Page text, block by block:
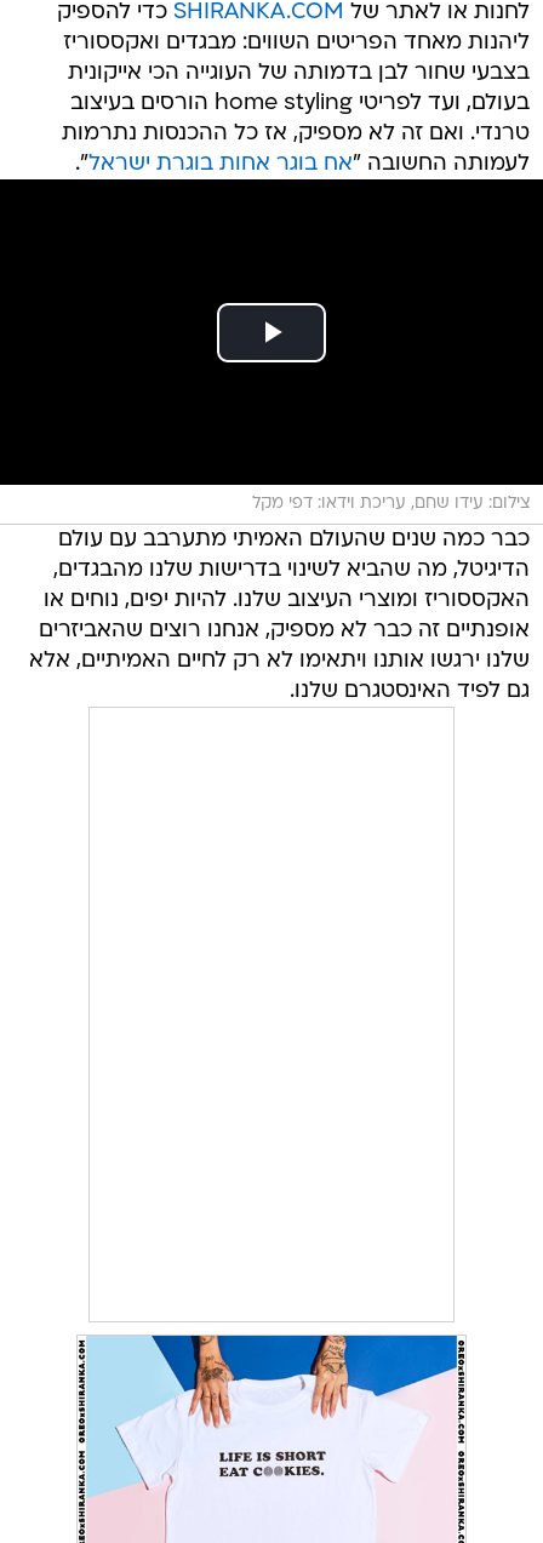
לחנות או לאתר של SHIRANKA.COM כדי להספיק
ליהנות מאחד הפריטים השווים: מבגדים ואקססוריז
בצבעי שחור לבן בדמותה של העוגייה הכי אייקונית
בעולם, ועד לפריטי home styling הורסים בעיצוב
טרנדי. ואם זה לא מספיק, אז כל ההכנסות נתרמות
לעמותה החשובה "אח בוגר אחות בוגרת ישראל".
צילום: עידו שחם, עריכת וידאו: דפי מקל
כבר כמה שנים שהעולם האמיתי מתערבב עם עולם
הדיגיטל, מה שהביא לשינוי בדרישות שלנו מהבגדים,
האקססוריז ומוצרי העיצוב שלנו. להיות יפים, נוחים או
אופנתיים זה כבר לא מספיק, אנחנו רוצים שהאביזרים
שלנו ירגשו אותנו ויתאימו לא רק לחיים האמיתיים, אלא
גם לפיד האינסטגרם שלנו.